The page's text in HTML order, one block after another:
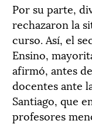
Por su parte,
rechazaron la
curso. Así, el
Ensino,
afirmó, antes
docentes ante
Santiago, que
profesores